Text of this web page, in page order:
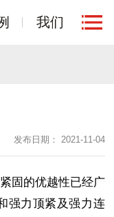
我们
发布日期： 2021-11-04
固的优越性已经广
强力顶紧及强力连